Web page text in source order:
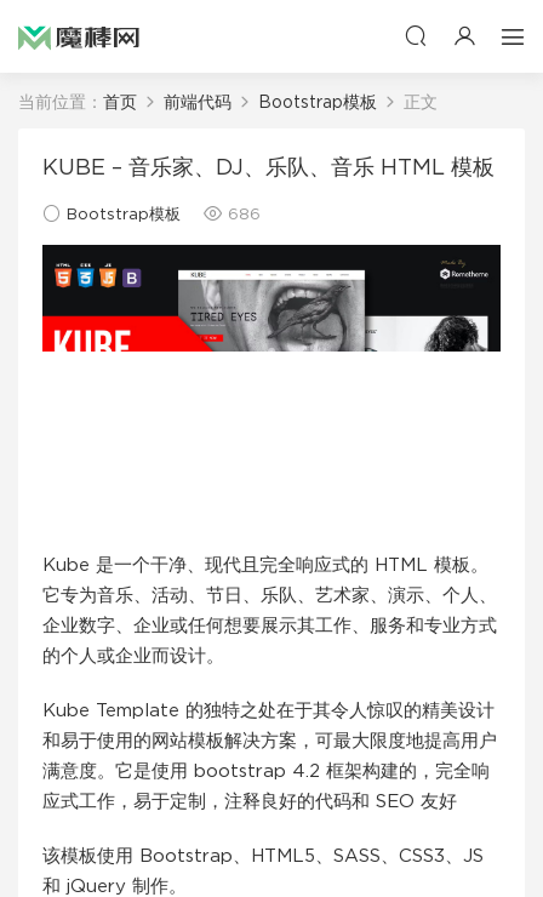
当前位置： 首页 前端代码 Bootstrap模板 正文
KUBE – 音乐家、DJ、乐队、音乐 HTML 模板
Bootstrap模板 686
Kube 是一个干净、现代且完全响应式的 HTML 模板。
它专为音乐、活动、节日、乐队、艺术家、演示、个人、
企业数字、企业或任何想要展示其工作、服务和专业方式
的个人或企业而设计。
Kube Template 的独特之处在于其令人惊叹的精美设计
和易于使用的网站模板解决方案，可最大限度地提高用户
满意度。它是使用 bootstrap 4.2 框架构建的，完全响
应式工作，易于定制，注释良好的代码和 SEO 友好
该模板使用 Bootstrap、HTML5、SASS、CSS3、JS
和 jQuery 制作。